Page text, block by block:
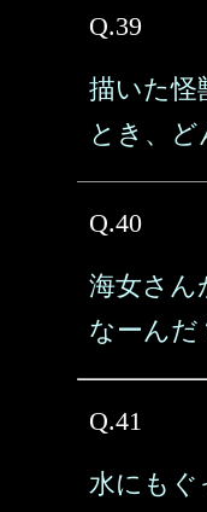
Q.39
描いた怪
とき、ど
Q.40
海女さん
なーんだ
Q.41
水にもぐ